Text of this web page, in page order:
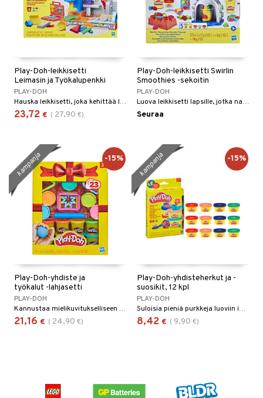
Play-Doh-leikkisetti
Leimasin ja Työkalupenkki
PLAY-DOH
Hauska leikkisetti, joka kehittää luovuutta!
23,72 € ( 27,90 €)
Play-Doh-leikkisetti Swirlin
Smoothies -sekoitin
PLAY-DOH
Luova leikkisetti lapsille, jotka nauttivat luomisesta.
Seuraa
Play-Doh-yhdiste ja
työkalut -lahjasetti
PLAY-DOH
Kannustaa mielikuvitukselliseen leikkiin ja hienomotoriseen kehitykseen!
21,16 € ( 24,90 €)
kampanja -15%
Play-Doh-yhdisteherkut ja -
suosikit, 12 kpl
PLAY-DOH
Suloisia pieniä purkkeja luoviin ideoihin!
8,42 € ( 9,90 €)
kampanja -15%